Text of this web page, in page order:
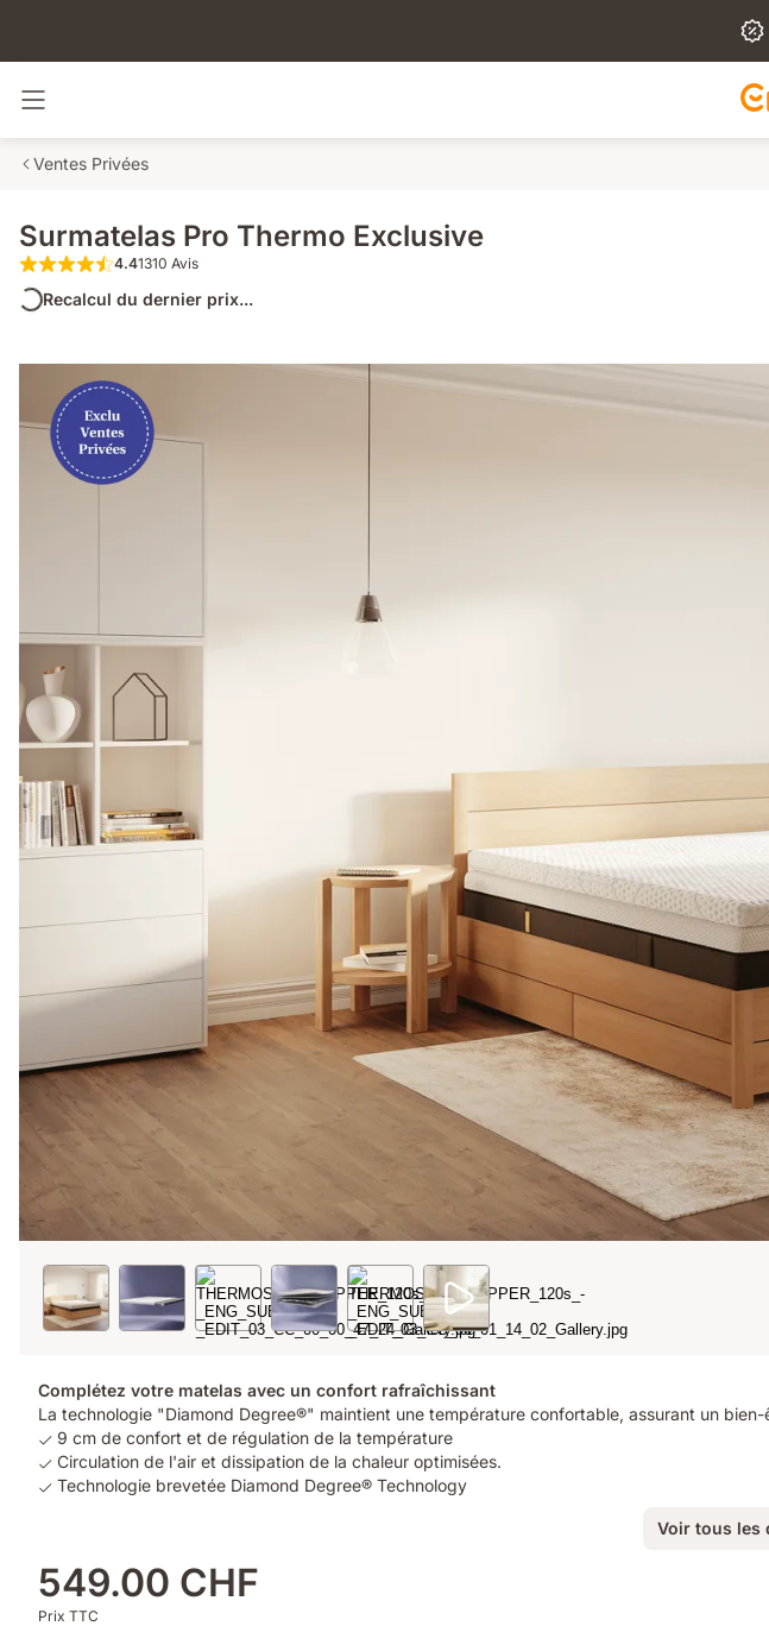
Ventes Privées
Surmatelas Pro Thermo Exclusive
4.4 sur 5 étoiles 1310 Avis
4.41310 Avis
Recalcul du dernier prix...
Complétez votre matelas avec un confort rafraîchissant
La technologie "Diamond Degree®" maintient une température confortable, assurant un
9 cm de confort et de régulation de la température
Circulation de l'air et dissipation de la chaleur optimisées.
Technologie brevetée Diamond Degree® Technology
Voir tous les
Produits
supplémentaires
549.00 CHF
Prix TTC